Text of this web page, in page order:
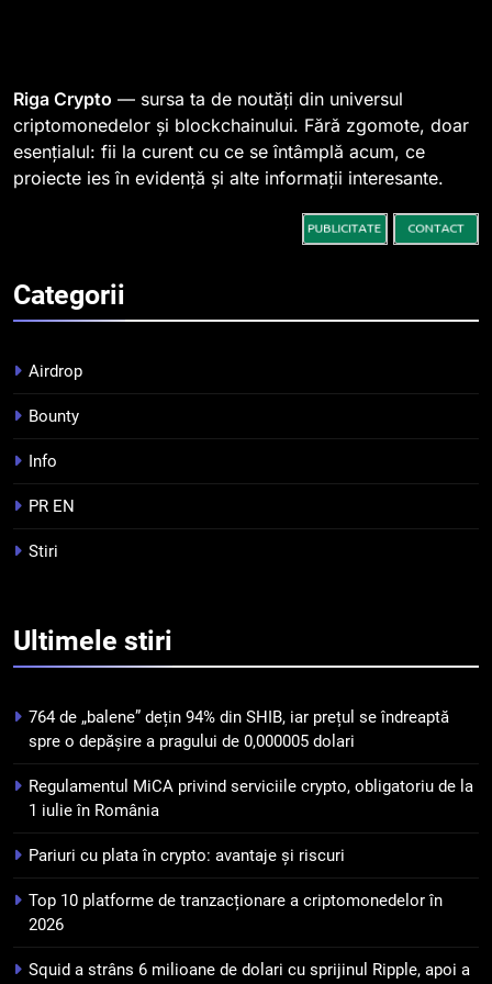
spre o depășire a pragului de
0,000005 dolari
STIRI
2
Regulamentul MiCA privind
serviciile crypto, obligatoriu de
la 1 iulie în România
3
Pariuri cu plata în crypto:
4
criptomonedelor în 2026
INFO
pierdut jumătate din aceștia
puțin de 24 de ore
6
Banii digitali și arhitectura
încrederii: O nouă viziune asupra
7
WhiteBIT și FC Barcelona
pentru a stimula implicarea
STIRI
Riga Crypto — sursa ta de noutăți din universul
criptomonedelor și blockchainului. Fără zgomote, doar
esențialul: fii la curent cu ce se întâmplă acum, ce
proiecte ies în evidență și alte informații interesante.
Categorii
Airdrop
Bounty
Info
PR EN
Stiri
Ultimele stiri
764 de „balene” dețin 94% din SHIB, iar prețul se îndreaptă
spre o depășire a pragului de 0,000005 dolari
Regulamentul MiCA privind serviciile crypto, obligatoriu de la
1 iulie în România
Pariuri cu plata în crypto: avantaje și riscuri
Top 10 platforme de tranzacționare a criptomonedelor în
2026
Squid a strâns 6 milioane de dolari cu sprijinul Ripple, apoi a